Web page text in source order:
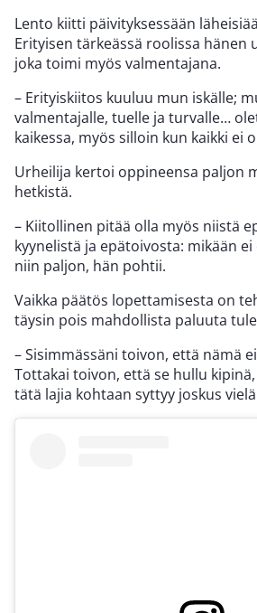
Lento kiitti päivityksessään
Erityisen tärkeässä roolissa hänen
joka toimi myös valmentajana.
– Erityiskiitos kuuluu mun iskälle;
valmentajalle, tuelle ja turvalle…
kaikessa, myös silloin kun kaikki ei
Urheilija kertoi oppineensa paljon
hetkistä.
– Kiitollinen pitää olla myös niistä
kyynelistä ja epätoivosta: mikään
niin paljon, hän pohtii.
Vaikka päätös lopettamisesta on
täysin pois mahdollista paluuta
– Sisimmässäni toivon, että nämä
Tottakai toivon, että se hullu
tätä lajia kohtaan syttyy joskus